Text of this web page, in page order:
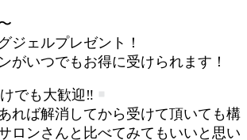
ジェルプレゼント！
がいつでもお得に受けられます！
でも大歓迎‼︎
れば解消してから受けて頂いても構
ロンさんと比べてみてもいいと思い